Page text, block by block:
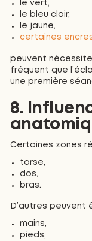
le vert,
le bleu clair,
le jaune,
certaines
peuvent
fréquent que
une première
8.
Certaines zones
torse,
dos,
bras.
D’autres peuvent
mains,
pieds,